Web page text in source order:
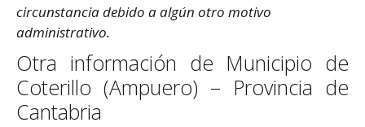
circunstancia debido a algún otro motivo
administrativo.
Otra información de Municipio de
Coterillo (Ampuero) – Provincia de
Cantabria